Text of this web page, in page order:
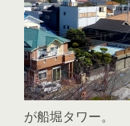
が船堀タワー。